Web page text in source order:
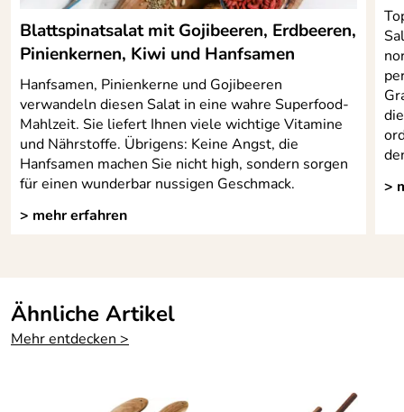
Blattspinatsalat mit Gojibeeren, Erdbeeren,
Pinienkernen, Kiwi und Hanfsamen
Hanfsamen, Pinienkerne und Gojibeeren
verwandeln diesen Salat in eine wahre Superfood-
Mahlzeit. Sie liefert Ihnen viele wichtige Vitamine
und Nährstoffe. Übrigens: Keine Angst, die
Hanfsamen machen Sie nicht high, sondern sorgen
für einen wunderbar nussigen Geschmack.
> mehr erfahren
>
Ähnliche Artikel
Mehr entdecken >